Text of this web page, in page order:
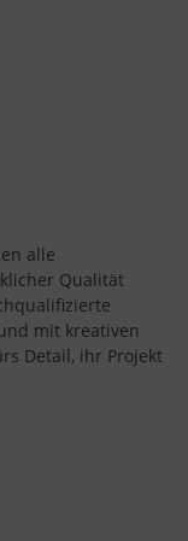
alle
Qualität
mit kreativen
Detail, ihr Projekt